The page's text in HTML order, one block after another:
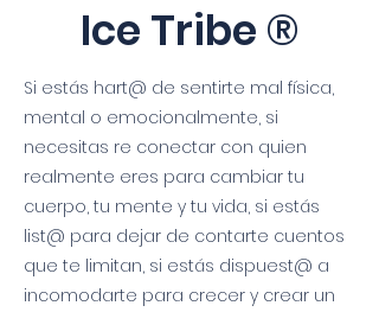
Ice Tribe ®
Si estás hart@ de sentirte mal física,
mental o emocionalmente, si
necesitas re conectar con quien
realmente eres para cambiar tu
cuerpo, tu mente y tu vida, si estás
list@ para dejar de contarte cuentos
que te limitan, si estás dispuest@ a
incomodarte para crecer y crear un